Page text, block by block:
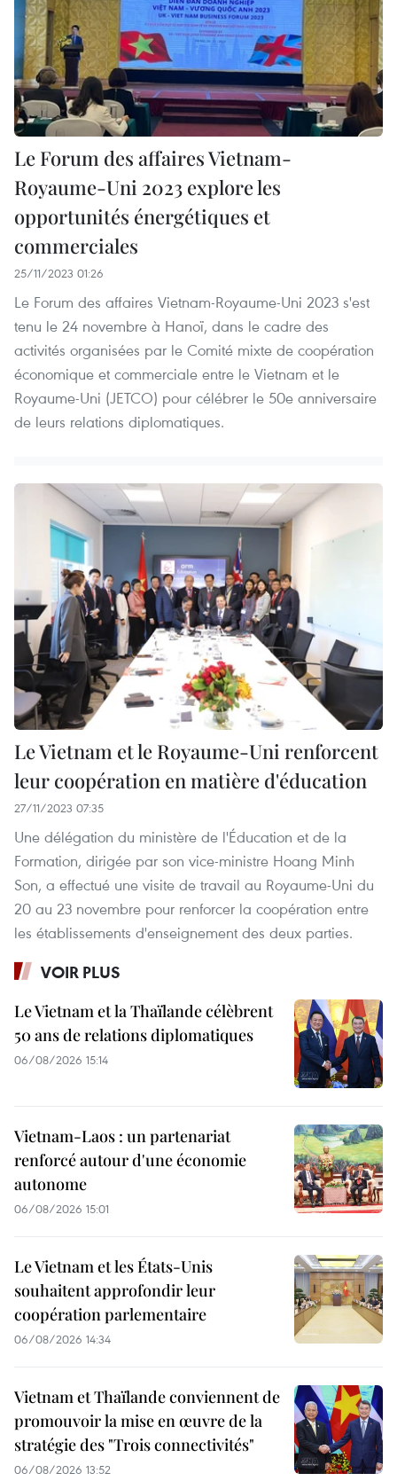
Le Forum des affaires Vietnam-
Royaume-Uni 2023 explore les
opportunités énergétiques et
commerciales
25/11/2023 01:26
Le Forum des affaires Vietnam-Royaume-Uni 2023 s'est
tenu le 24 novembre à Hanoï, dans le cadre des
activités organisées par le Comité mixte de coopération
économique et commerciale entre le Vietnam et le
Royaume-Uni (JETCO) pour célébrer le 50e anniversaire
de leurs relations diplomatiques. ​
Le Vietnam et le Royaume-Uni renforcent
leur coopération en matière d'éducation
27/11/2023 07:35
Une délégation du ministère de l'Éducation et de la
Formation, dirigée par son vice-ministre Hoang Minh
Son, a effectué une visite de travail au Royaume-Uni du
20 au 23 novembre pour renforcer la coopération entre
les établissements d'enseignement des deux parties.
VOIR PLUS
Le Vietnam et la Thaïlande célèbrent
50 ans de relations diplomatiques
06/08/2026 15:14
Vietnam-Laos : un partenariat
renforcé autour d'une économie
autonome
06/08/2026 15:01
Le Vietnam et les États-Unis
souhaitent approfondir leur
coopération parlementaire
06/08/2026 14:34
Vietnam et Thaïlande conviennent de
promouvoir la mise en œuvre de la
stratégie des "Trois connectivités"
06/08/2026 13:52